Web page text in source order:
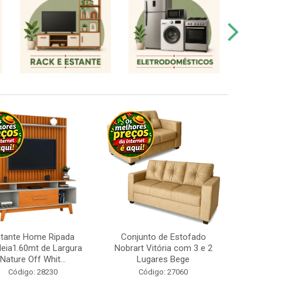
Home Ripada
de Largura
Nature Off Whit...
Código: 28230
Conjunto de Estofado
Nobrart Vitória com 3 e 2
Lugares Bege
Código: 27060